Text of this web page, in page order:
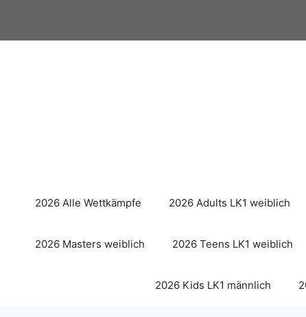
springen
2026 Alle Wettkämpfe 2026 Adults LK1 weiblich
2026 Masters weiblich 2026 Teens LK1 weiblich
2026 Kids LK1 männlich